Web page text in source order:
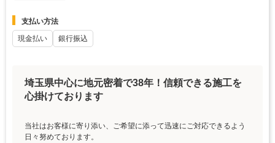
支払い方法
現金払い
銀行振込
埼玉県中心に地元密着で38年！信頼できる施工を
心掛けております
当社はお客様に寄り添い、ご希望に添って迅速にご対応できるよう
日々努めております。